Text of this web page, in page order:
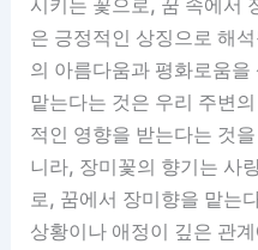
시키는 꽃으로, 꿈 속에서
은 긍정적인 상징으로 해
의 아름다움과 평화로움
맡는다는 것은 우리 주변
적인 영향을 받는다는 것
니라, 장미꽃의 향기는 사
로, 꿈에서 장미향을 맡는
상황이나 애정이 깊은 관